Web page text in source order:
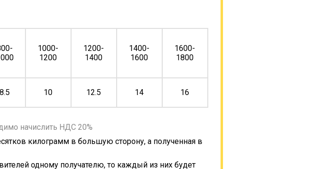
1000-
1200
1200-
1400
1400-
1600
1600-
1800
8.5 10 12.5 14 16
начислить НДС 20%
килограмм в большую сторону, а полученная в
одному получателю, то каждый из них будет